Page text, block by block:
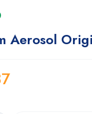
Aerosol